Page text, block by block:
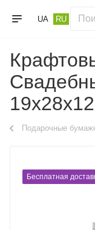
UA RU
Подарочные
Бесплатная